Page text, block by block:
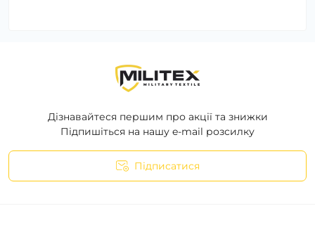
Дізнавайтеся першим про акції та знижки
Підпишіться на нашу e-mail розсилку
Підписатися